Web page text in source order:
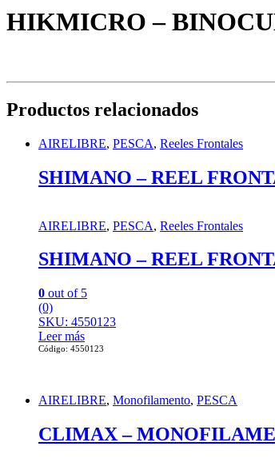
HIKMICRO –
Productos relacionados
AIRELIBRE, PESCA, Reeles Frontales
SHIMANO – REEL
AIRELIBRE, PESCA, Reeles Frontales
SHIMANO – REEL
0 out of 5
(0)
SKU: 4550123
Leer más
Código: 4550123
AIRELIBRE, Monofilamento, PESCA
CLIMAX –